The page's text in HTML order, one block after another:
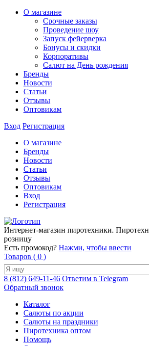
О магазине
Срочные заказы
Проведение шоу
Запуск фейерверка
Бонусы и скидки
Корпоративы
Салют на День рождения
Бренды
Новости
Статьи
Отзывы
Оптовикам
Вход Регистрация
О магазине
Бренды
Новости
Статьи
Отзывы
Оптовикам
Вход
Регистрация
Интернет-магазин пиротехники.
розницу
Есть промокод? Нажми, чтобы ввести
Товаров ( 0 )
8 (812) 649-11-46 Ответим в Telegram
Обратный звонок
Каталог
Салюты по акции
Салюты на праздники
Пиротехника оптом
Помощь